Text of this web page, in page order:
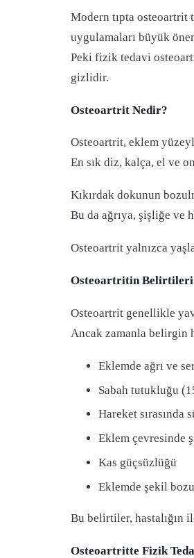
Modern tıpta osteoartrit
uygulamaları büyük
Peki fizik tedavi
gizlidir.
Osteoartrit Nedir?
Osteoartrit, eklem
En sık diz, kalça, el ve
Kıkırdak dokunun
Bu da ağrıya, şişliğe ve
Osteoartrit yalnızca
Osteoartritin Belirtileri
Osteoartrit genellikle
Ancak zamanla belirgin
Eklemde ağrı ve
Sabah tutukluğu
Hareket sırasında
Eklem çevresinde
Kas güçsüzlüğü
Eklemde şekil
Bu belirtiler, hastalığın
Osteoartritte Fizik